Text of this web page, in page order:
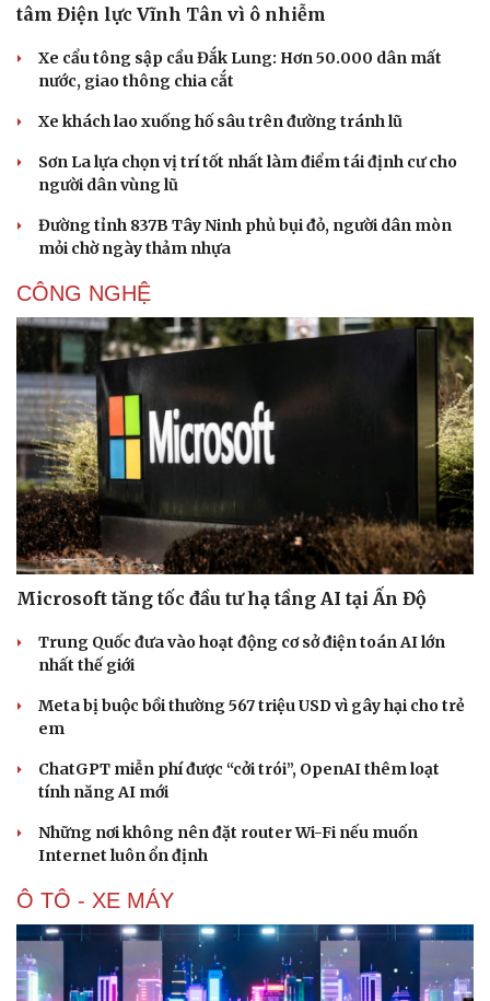
tâm Điện lực Vĩnh Tân vì ô nhiễm
Xe cẩu tông sập cầu Đắk Lung: Hơn 50.000 dân mất
nước, giao thông chia cắt
Xe khách lao xuống hố sâu trên đường tránh lũ
Sơn La lựa chọn vị trí tốt nhất làm điểm tái định cư cho
người dân vùng lũ
Đường tỉnh 837B Tây Ninh phủ bụi đỏ, người dân mòn
mỏi chờ ngày thảm nhựa
CÔNG NGHỆ
Microsoft tăng tốc đầu tư hạ tầng AI tại Ấn Độ
Trung Quốc đưa vào hoạt động cơ sở điện toán AI lớn
nhất thế giới
Meta bị buộc bồi thường 567 triệu USD vì gây hại cho trẻ
em
ChatGPT miễn phí được “cởi trói”, OpenAI thêm loạt
tính năng AI mới
Những nơi không nên đặt router Wi-Fi nếu muốn
Internet luôn ổn định
Ô TÔ - XE MÁY